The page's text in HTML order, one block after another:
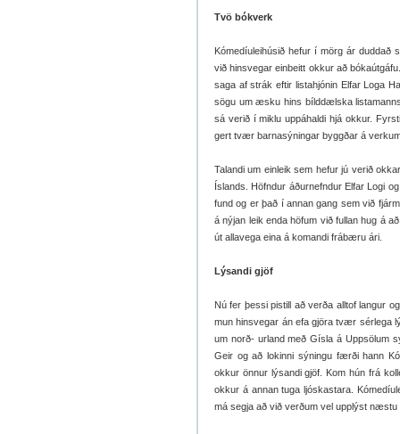
Tvö bókverk
Kómedíuleihúsið hefur í mörg ár duddað
við hinsvegar einbeitt okkur að
saga af strák eftir listahjónin Elfar Loga
sögu um æsku hins bílddælska
sá verið í miklu uppáhaldi hjá okkur.
gert tvær barnasýningar byggðar á
Talandi um einleik sem hefur jú verið
Íslands. Höfndur áðurnefndur Elfar Logi
fund og er það í annan gang sem við
á nýjan leik enda höfum við fullan hug á
út allavega eina á komandi frábæru ári.
Lýsandi gjöf
Nú fer þessi pistill að verða alltof langur
mun hinsvegar án efa gjöra tvær sérlega
um norð- urland með Gísla á Uppsölum
Geir og að lokinni sýningu færði hann
okkur önnur lýsandi gjöf. Kom hún frá
okkur á annan tuga ljóskastara.
má segja að við verðum vel upplýst næstu